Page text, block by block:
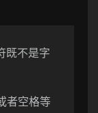
既不是字
者空格等